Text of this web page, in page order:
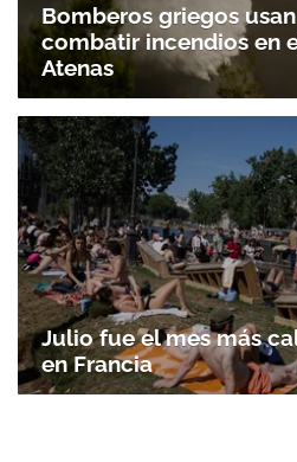
Bomberos griegos
combatir incendios en
Atenas
Julio fue el mes más
en Francia